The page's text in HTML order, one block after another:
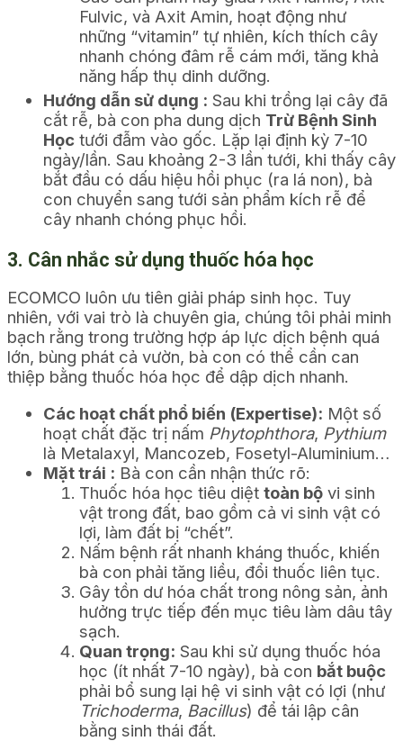
Fulvic, và Axit Amin, hoạt động như
những “vitamin” tự nhiên, kích thích cây
nhanh chóng đâm rễ cám mới, tăng khả
năng hấp thụ dinh dưỡng.
Hướng dẫn sử dụng : Sau khi trồng lại cây đã
cắt rễ, bà con pha dung dịch Trừ Bệnh Sinh
Học tưới đẫm vào gốc. Lặp lại định kỳ 7-10
ngày/lần. Sau khoảng 2-3 lần tưới, khi thấy cây
bắt đầu có dấu hiệu hồi phục (ra lá non), bà
con chuyển sang tưới sản phẩm kích rễ để
cây nhanh chóng phục hồi.
3. Cân nhắc sử dụng thuốc hóa học
ECOMCO luôn ưu tiên giải pháp sinh học. Tuy
nhiên, với vai trò là chuyên gia, chúng tôi phải minh
bạch rằng trong trường hợp áp lực dịch bệnh quá
lớn, bùng phát cả vườn, bà con có thể cần can
thiệp bằng thuốc hóa học để dập dịch nhanh.
Các hoạt chất phổ biến (Expertise): Một số
hoạt chất đặc trị nấm Phytophthora, Pythium
là Metalaxyl, Mancozeb, Fosetyl-Aluminium…
Mặt trái : Bà con cần nhận thức rõ:
Thuốc hóa học tiêu diệt toàn bộ vi sinh
vật trong đất, bao gồm cả vi sinh vật có
lợi, làm đất bị “chết”.
Nấm bệnh rất nhanh kháng thuốc, khiến
bà con phải tăng liều, đổi thuốc liên tục.
Gây tồn dư hóa chất trong nông sản, ảnh
hưởng trực tiếp đến mục tiêu làm dâu tây
sạch.
Quan trọng: Sau khi sử dụng thuốc hóa
học (ít nhất 7-10 ngày), bà con bắt buộc
Trichoderma, Bacillus) để tái lập cân
bằng sinh thái đất.